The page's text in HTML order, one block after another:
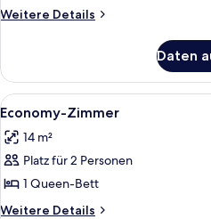
Weitere Details
Weitere
Daten
Alle
Fotos
für
Economy-
Zimmer
anzeigen
6
Economy-Zimmer
14 m²
Platz für 2 Personen
1 Queen-Bett
Weitere Details
Weitere